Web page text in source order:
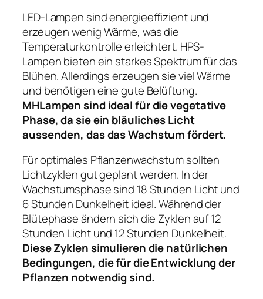
LED-Lampen sind energieeffizient und
erzeugen wenig Wärme, was die
Temperaturkontrolle erleichtert. HPS-
Lampen bieten ein starkes Spektrum für das
Blühen. Allerdings erzeugen sie viel Wärme
und benötigen eine gute Belüftung.
MHLampen sind ideal für die vegetative
Phase, da sie ein bläuliches Licht
aussenden, das das Wachstum fördert.
Für optimales Pflanzenwachstum sollten
Lichtzyklen gut geplant werden. In der
Wachstumsphase sind 18 Stunden Licht und
6 Stunden Dunkelheit ideal. Während der
Blütephase ändern sich die Zyklen auf 12
Stunden Licht und 12 Stunden Dunkelheit.
Diese Zyklen simulieren die natürlichen
Bedingungen, die für die Entwicklung der
Pflanzen notwendig sind.